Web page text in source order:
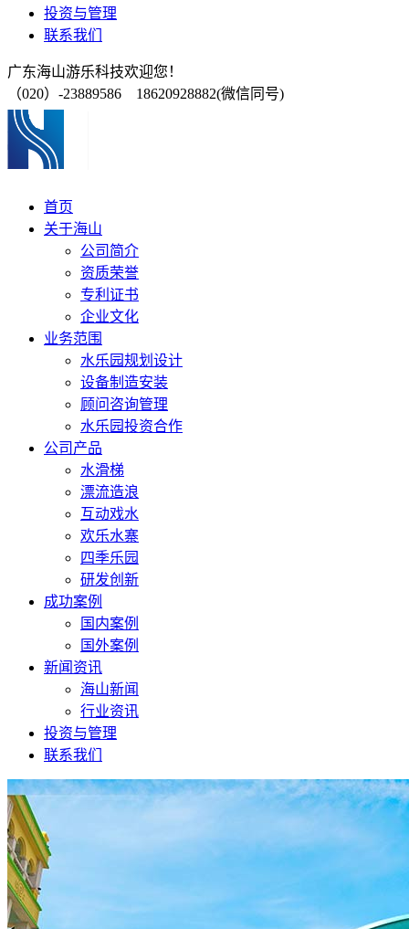
投资与管理
联系我们
广东海山游乐科技欢迎您！
（020）-23889586 18620928882(微信同号)
首页
关于海山
公司简介
资质荣誉
专利证书
企业文化
业务范围
水乐园规划设计
设备制造安装
顾问咨询管理
水乐园投资合作
公司产品
水滑梯
漂流造浪
互动戏水
欢乐水寨
四季乐园
研发创新
成功案例
国内案例
国外案例
新闻资讯
海山新闻
行业资讯
投资与管理
联系我们